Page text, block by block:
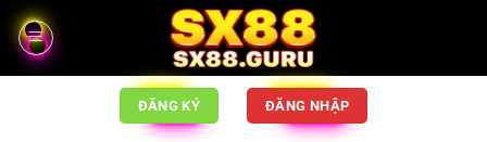
ĐĂNG KÝ ĐĂNG NHẬP